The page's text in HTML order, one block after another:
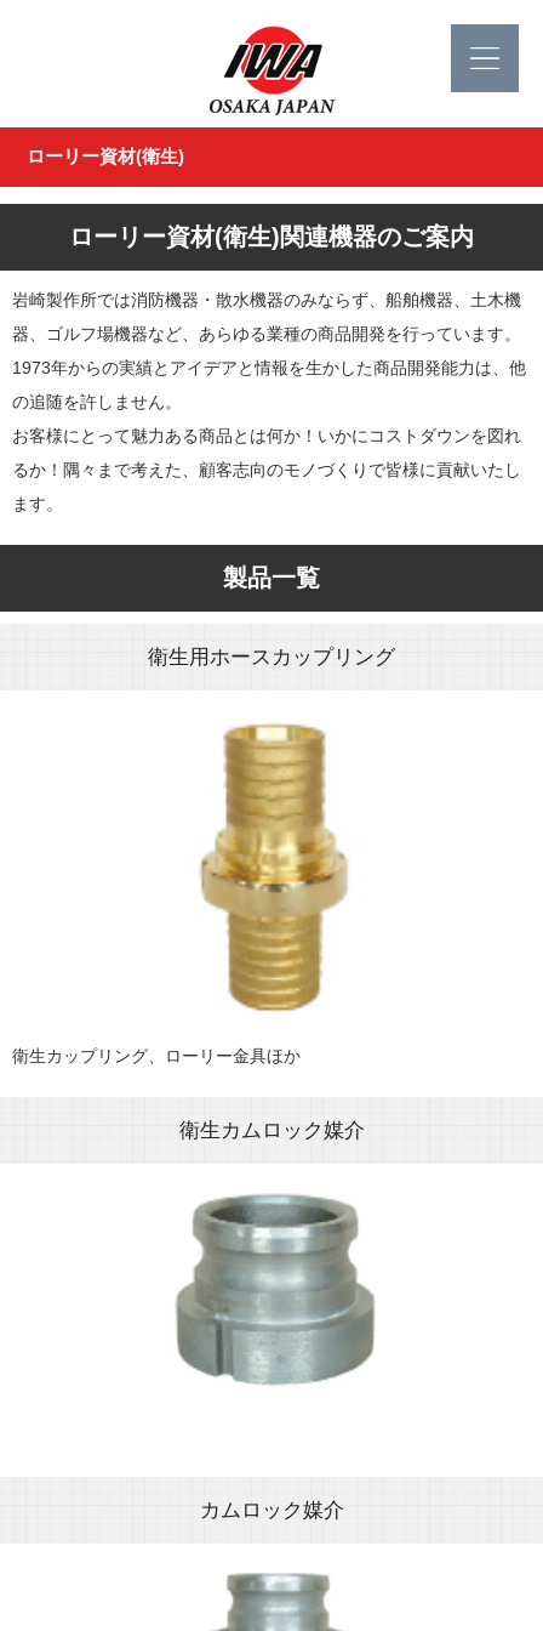
ローリー資材(衛生)
ローリー資材(衛生)関連機器のご案内
岩崎製作所では消防機器・散水機器のみならず、船舶機器、土木機
器、ゴルフ場機器など、あらゆる業種の商品開発を行っています。
1973年からの実績とアイデアと情報を生かした商品開発能力は、他
の追随を許しません。
お客様にとって魅力ある商品とは何か！いかにコストダウンを図れ
るか！隅々まで考えた、顧客志向のモノづくりで皆様に貢献いたし
ます。
製品一覧
衛生用ホースカップリング
衛生カップリング、ローリー金具ほか
衛生カムロック媒介
カムロック媒介